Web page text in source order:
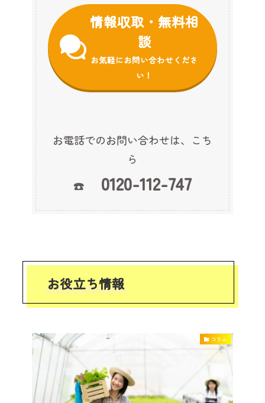
情報収取・無料相
談
お気軽にお問い合わせくださ
い！
お電話でのお問い合わせは、こち
ら
☎
0120-112-747
お役立ち情報
コラム